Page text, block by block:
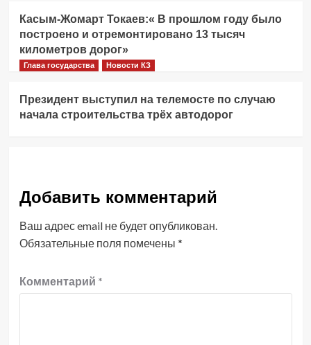
Касым-Жомарт Токаев:« В прошлом году было
построено и отремонтировано 13 тысяч
километров дорог»
Глава государства Новости КЗ
Президент выступил на телемосте по случаю
начала строительства трёх автодорог
Добавить комментарий
Ваш адрес email не будет опубликован.
Обязательные поля помечены *
Комментарий *